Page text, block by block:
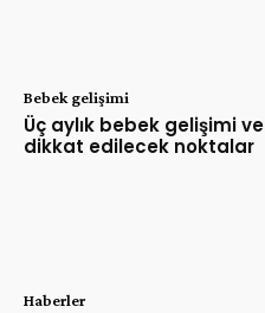
Bebek gelişimi
Üç aylık bebek gelişimi ve
dikkat edilecek noktalar
Haberler